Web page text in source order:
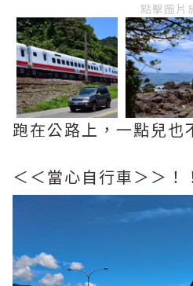
點擊圖片
跑在公路上，一點兒也
＜＜當心自行車＞＞！